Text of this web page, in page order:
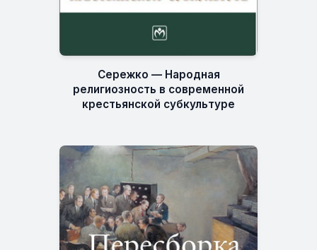
Сережко — Народная
религиозность в современной
крестьянской субкультуре